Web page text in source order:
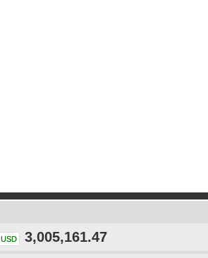
USD 3,005,161.47